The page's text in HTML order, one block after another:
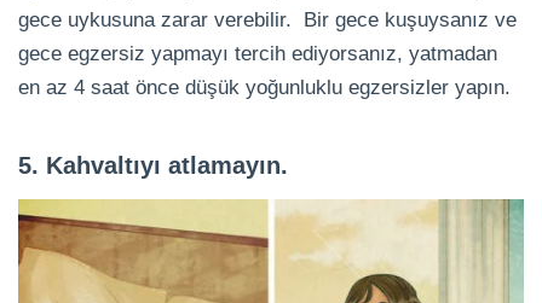
gece uykusuna zarar verebilir. Bir gece kuşuysanız ve
gece egzersiz yapmayı tercih ediyorsanız, yatmadan
en az 4 saat önce düşük yoğunluklu egzersizler yapın.
5. Kahvaltıyı atlamayın.